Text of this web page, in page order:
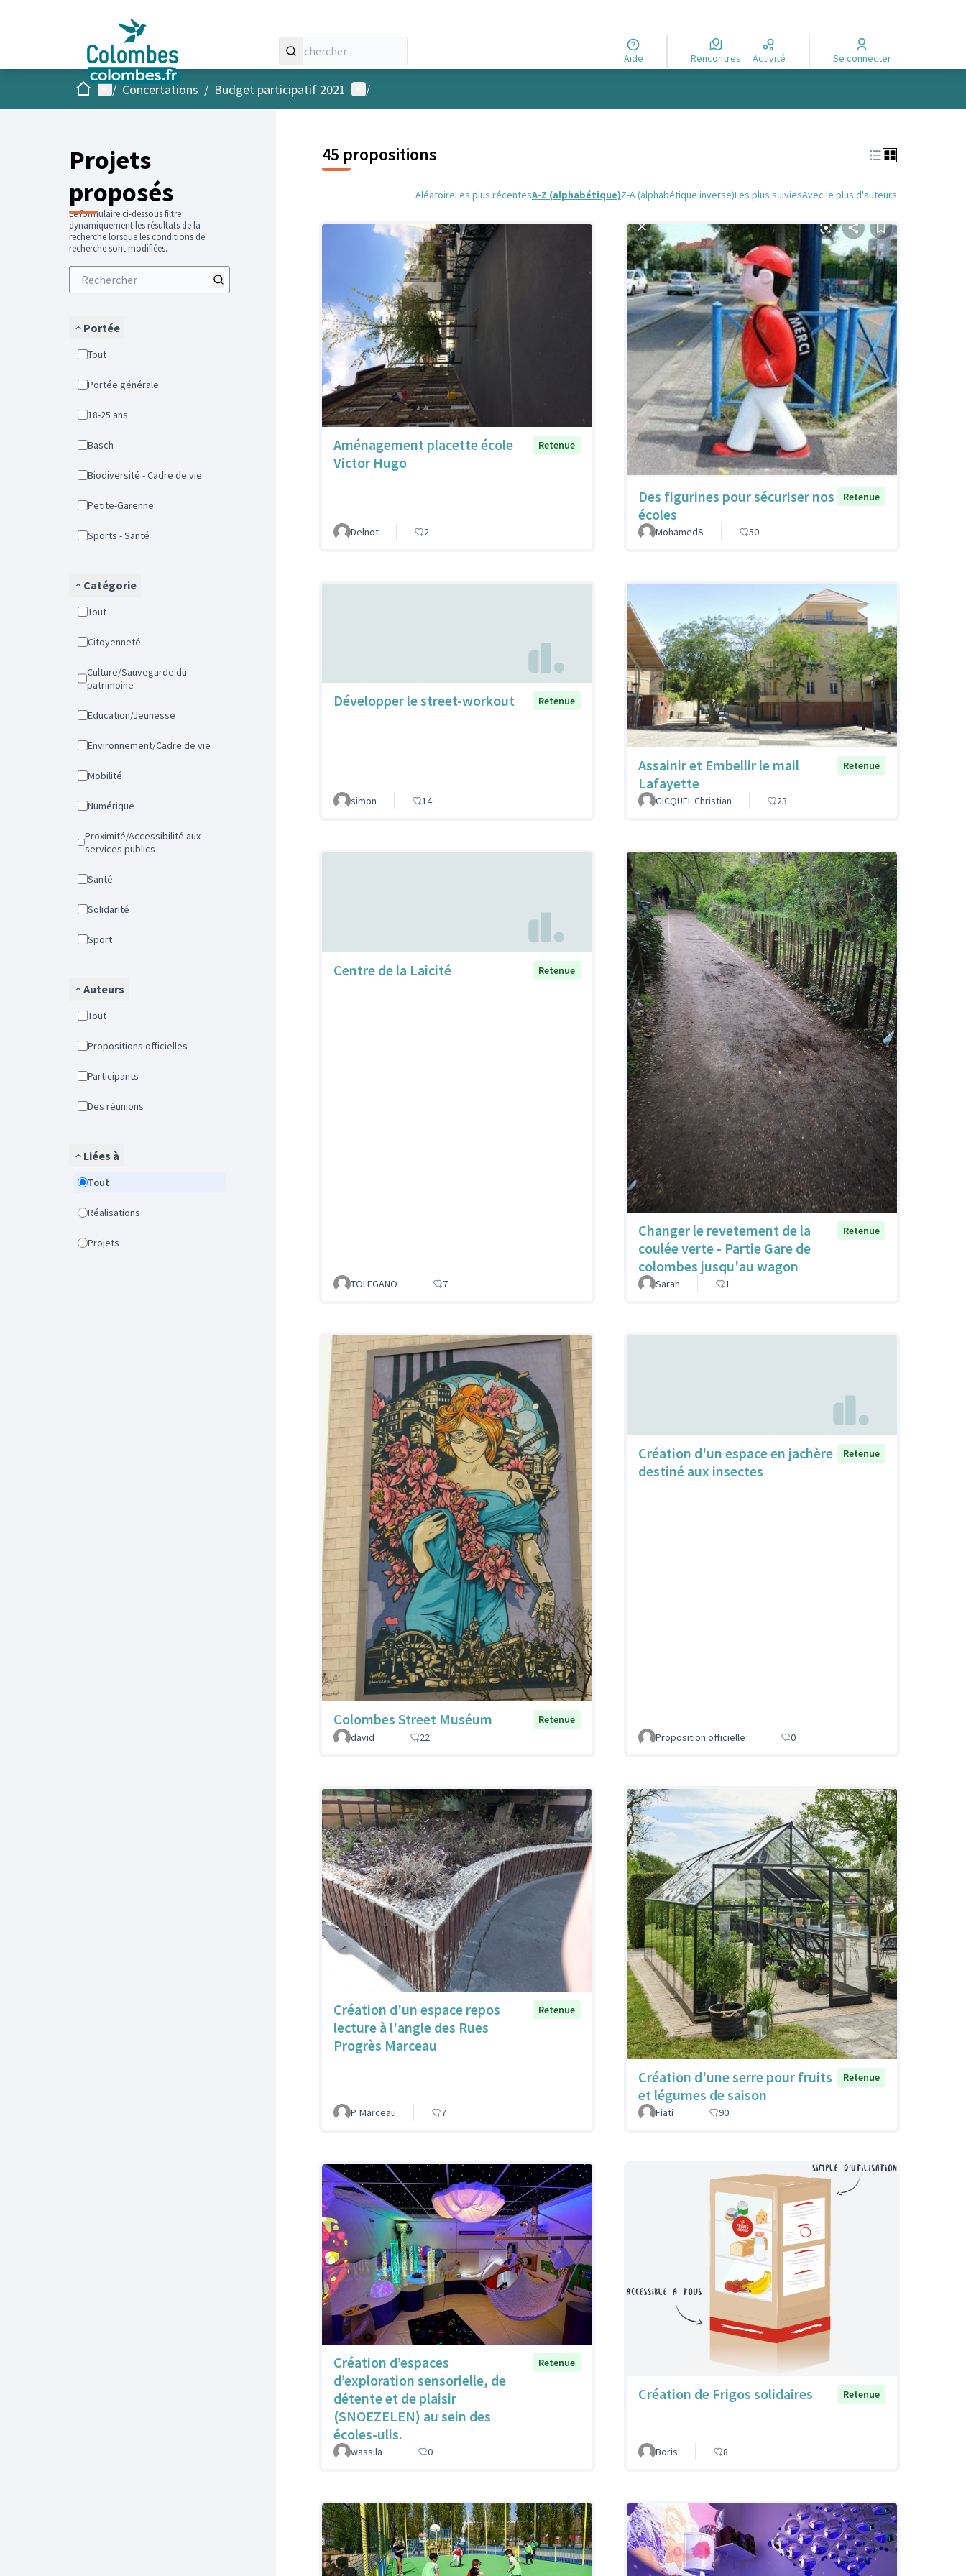
Aide Rencontres Activité Se connecter
AccueilMenu principal
/ Concertations / Budget participatif 2021 Menu utilisateur
/
Projets
proposés
Le formulaire ci-dessous filtre
dynamiquement les résultats de la
recherche lorsque les conditions de
recherche sont modifiées.
Portée
Tout
Portée générale
18-25 ans
Basch
Biodiversité - Cadre de vie
Petite-Garenne
Sports - Santé
Catégorie
Tout
Citoyenneté
Culture/Sauvegarde du
patrimoine
Education/Jeunesse
Environnement/Cadre de vie
Mobilité
Numérique
Proximité/Accessibilité aux
services publics
Santé
Solidarité
Sport
Auteurs
Tout
Propositions officielles
Participants
Des réunions
Liées à
Tout
Réalisations
Projets
45 propositions
AléatoireLes plus récentesA-Z (alphabétique)Z-A (alphabétique inverse)Les plus suiviesAvec le plus d'auteurs
Aménagement placette école
Victor Hugo
Retenue
Delnot 2
Des figurines pour sécuriser nos
écoles
Retenue
MohamedS 50
Développer le street-workout Retenue
simon 14
Assainir et Embellir le mail
Lafayette
Retenue
GICQUEL Christian 23
Centre de la Laicité Retenue
TOLEGANO 7
Changer le revetement de la
coulée verte - Partie Gare de
colombes jusqu'au wagon
Retenue
Sarah 1
Colombes Street Muséum
Retenue
david
22
Création d'un espace en jachère
destiné aux insectes
Retenue
Proposition officielle 0
Création d'un espace repos
lecture à l'angle des Rues
Progrès Marceau
Retenue
P. Marceau 7
Création d'une serre pour fruits
et légumes de saison
Retenue
Fiati 90
Création d’espaces
d’exploration sensorielle, de
détente et de plaisir
(SNOEZELEN) au sein des
écoles-ulis.
Retenue
wassila 0
Création de Frigos solidaires Retenue
Boris 8